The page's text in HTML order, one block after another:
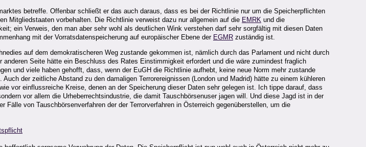
betreffe. Offenbar schließt er das auch daraus, dass es bei der Richtlinie nur um die Speicherpflichten
Mitgliedstaaten vorbehalten. Die Richtlinie verweist dazu nur allgemein auf die EMRK und die
ein Verweis, den man aber sehr wohl als deutlichen Wink verstehen darf sehr sorgfältig mit diesen Daten
mit der Vorratsdatenspeicherung auf europäischer Ebene der EGMR zuständig ist.
auf dem demokratischeren Weg zustande gekommen ist, nämlich durch das Parlament und nicht durch
anderen Seite hätte ein Beschluss des Rates Einstimmigkeit erfordert und die wäre zumindest fraglich
und viele haben gehofft, dass, wenn der EuGH die Richtlinie aufhebt, keine neue Norm mehr zustande
der zeitliche Abstand zu den damaligen Terrorereignissen (London und Madrid) hätte zu einem kühleren
vor einflussreiche Kreise, denen an der Speicherung dieser Daten sehr gelegen ist. Ich tippe darauf, dass
vor allem die Urheberrechtsindustrie, die damit Tauschbörsenuser jagen will. Und diese Jagd ist in der
von Tauschbörsenverfahren der der Terrorverfahren in Österreich gegenüberstellen, um die